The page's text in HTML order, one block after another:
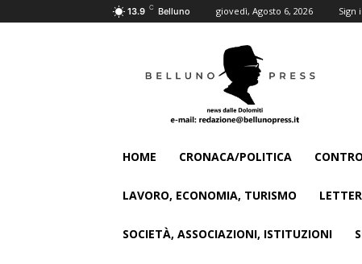
13.9 C Belluno giovedì, Agosto 6, 2026 Sign
HOME CRONACA/POLITICA
LAVORO, ECONOMIA, TURISMO
SOCIETÀ, ASSOCIAZIONI, ISTITUZIONI